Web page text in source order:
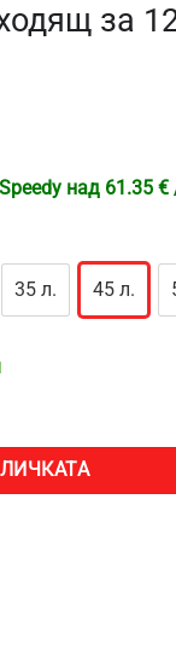
за
над 61.35
35 л. 45 л.
VEVOR